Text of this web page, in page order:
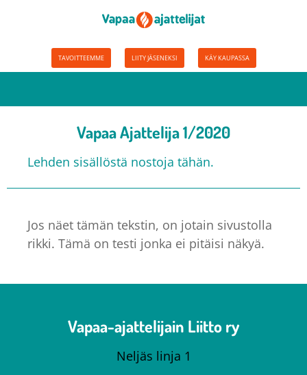
TAVOITTEEMME LIITY JÄSENEKSI KÄY KAUPASSA
Vapaa Ajattelija 1/2020
Lehden sisällöstä nostoja tähän.
Jos näet tämän tekstin, on jotain sivustolla
rikki. Tämä on testi jonka ei pitäisi näkyä.
Vapaa-ajattelijain Liitto ry
Neljäs linja 1